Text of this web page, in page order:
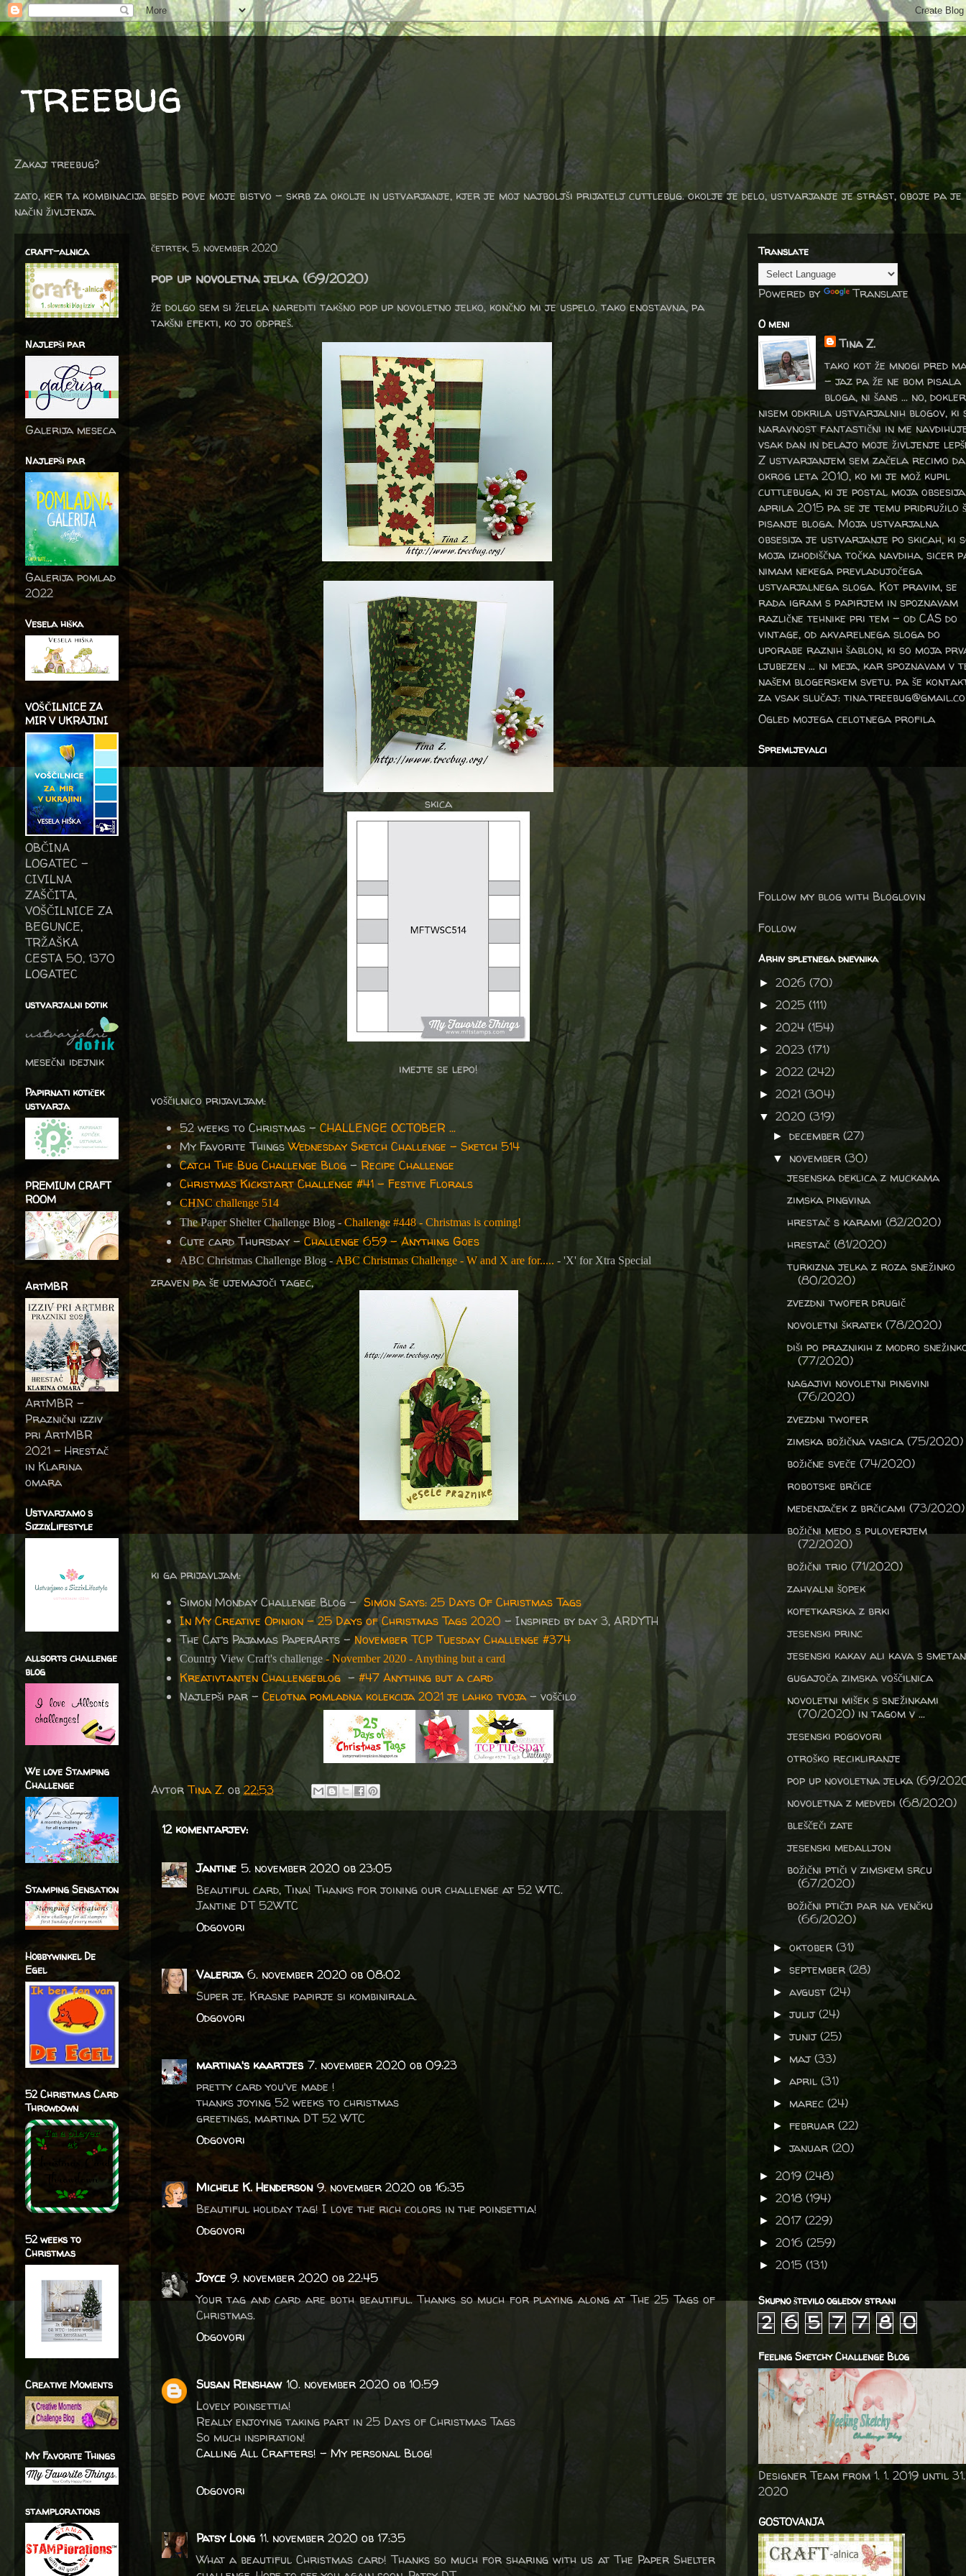
treebug
Zakaj treebug?
zato, ker ta kombinacija besed pove moje bistvo - skrb za okolje in ustvarjanje, kjer je moj najboljši prijatelj cuttlebug. okolje je delo, ustvarjanje je strast, oboje pa je
način življenja.
četrtek, 5. november 2020
pop up novoletna jelka (69/2020)
že dolgo sem si želela narediti takšno pop up novoletno jelko, končno mi je uspelo. tako enostavna, pa
takšni efekti, ko jo odpreš.
skica
imejte se lepo!
voščilnico prijavljam:
52 weeks to Christmas - CHALLENGE OCTOBER ...
My Favorite ThingsWednesday Sketch Challenge - Sketch 514
Catch The Bug Challenge Blog – Recipe Challenge
Christmas Kickstart Challenge #41 - Festive Florals
CHNC challenge 514
The Paper Shelter Challenge Blog - Challenge #448 - Christmas is coming!
Cute card Thursday - Challenge 659 - Anything Goes
ABC Christmas Challenge Blog - ABC Christmas Challenge - W and X are for..... - 'X' for Xtra Special
zraven pa še ujemajoči tagec,
ki ga prijavljam:
Simon Monday Challenge Blog -Simon Says: 25 Days Of Christmas Tags
In My Creative Opinion -25 Days of Christmas Tags 2020 - Inspired by day 3, ARDYTH
The Cat’s Pajamas PaperArts –November TCP Tuesday Challenge #374
Country View Craft's challenge - November 2020 - Anything but a card
Kreativtanten Challengeblog - #47 Anything but a card
Najlepši par - Celotna pomladna kolekcija 2021 je lahko tvoja- voščilo
AvtorTina Z. ob 22:53
12 komentarjev:
Jantine 5. november 2020 ob 23:05
Beautiful card, Tina! Thanks for joining our challenge at 52 WTC.
Jantine DT 52WTC
Odgovori
Valerija 6. november 2020 ob 08:02
Super je. Krasne papirje si kombinirala.
Odgovori
martina's kaartjes 7. november 2020 ob 09:23
pretty card you've made !
thanks joying 52 weeks to christmas
greetings, martina DT 52 WTC
Odgovori
Michele K. Henderson 9. november 2020 ob 16:35
Beautiful holiday tag! I love the rich colors in the poinsettia!
Odgovori
Joyce 9. november 2020 ob 22:45
Your tag and card are both beautiful. Thanks so much for playing along at The 25 Tags of
Christmas.
Odgovori
Susan Renshaw 10. november 2020 ob 10:59
Lovely poinsettia!
Really enjoying taking part in 25 Days of Christmas Tags
So much inspiration!
Calling All Crafters! – My personal Blog!
Odgovori
Patsy Long 11. november 2020 ob 17:35
What a beautiful Christmas card! Thanks so much for sharing with us at The Paper Shelter
craft-alnica
Najlepši par
Galerija meseca
Najlepši par
Galerija pomlad
2022
Vesela hiška
VOŠČILNICE ZA
MIR V UKRAJINI
OBČINA
LOGATEC -
CIVILNA
ZAŠČITA,
VOŠČILNICE ZA
BEGUNCE,
TRŽAŠKA
CESTA 50, 1370
LOGATEC
ustvarjalni dotik
mesečni idejnik
Papirnati kotiček
ustvarja
PREMIUM CRAFT
ROOM
ArtMBR
ArtMBR -
Praznični izziv
pri ArtMBR
2021 – Hrestač
in Klarina
omara
Ustvarjamo s
SizzixLifestyle
allsorts challenge
blog
We love Stamping
Challenge
Stamping Sensation
Hobbywinkel De
Egel
52 Christmas Card
Throwdown
52 weeks to
Christmas
Creative Moments
My Favorite Things
stamplorations
Translate
Powered by Translate
O meni
Tina Z.
tako kot že mnogi pred
- jaz pa že ne bom pisala
bloga, ni šans ... no, dokler
nisem odkrila ustvarjalnih blogov, ki
naravnost fantastični in me
vsak dan in delajo moje življenje
Z ustvarjanjem sem začela recimo da
okrog leta 2010, ko mi je mož kupil
cuttlebuga, ki je postal moja
aprila 2015 pa se je temu pridružilo
pisanje bloga. Moja ustvarjalna
obsesija je ustvarjanje po skicah, ki
moja izhodiščna točka navdiha, sicer
nimam nekega prevladujočega
ustvarjalnega sloga. Kot pravim, se
rada igram s papirjem in spoznavam
različne tehnike pri tem – od CAS do
vintage, od akvarelnega sloga do
uporabe raznih šablon, ki so moja
ljubezen … ni meja, kar spoznavam v
našem blogerskem svetu. pa še
za vsak slučaj:
Ogled mojega celotnega profila
Spremljevalci
Follow my blog with Bloglovin
Follow
Arhiv spletnega dnevnika
► 2026 (70)
► 2025 (111)
► 2024 (154)
► 2023 (171)
► 2022 (242)
► 2021 (304)
▼ 2020 (319)
►december(27)
▼ november(30)
jesenska deklica z muckama
zimska pingvina
hrestač s karami (82/2020)
hrestač (81/2020)
turkizna jelka z roza snežinko
(80/2020)
zvezdni twofer drugič
novoletni škratek (78/2020)
diši po praznikih z modro
(77/2020)
nagajivi novoletni pingvini
(76/2020)
zvezdni twofer
zimska božična vasica (75/2020)
božične sveče (74/2020)
robotske brčice
medenjaček z brčicami (73/2020)
božični medo s puloverjem
(72/2020)
božični trio (71/2020)
zahvalni šopek
kofetkarska z brki
jesenski princ
jesenski kakav ali kava s
gugajoča zimska voščilnica
novoletni mišek s snežinkami
(70/2020) in tagom v ...
jesenski pogovori
otroško recikliranje
pop up novoletna jelka (69/
novoletna z medvedi (68/2020)
bleščeči zate
jesenski medalljon
božični ptiči v zimskem srcu
(67/2020)
božični ptičji par na venčku
(66/2020)
►oktober(31)
►september(28)
►avgust(24)
►julij(24)
►junij(25)
► maj(33)
►april(31)
► marec(24)
►februar(22)
►januar(20)
► 2019 (248)
► 2018 (194)
► 2017 (229)
► 2016 (259)
► 2015 (131)
Skupno število ogledov strani
2 6 5 7 7 8 0
Feeling Sketchy Challenge Blog
Designer Team from 1. 1. 2019 until
2020
GOSTOVANJA